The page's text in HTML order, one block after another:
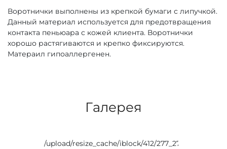
Воротнички выполнены из крепкой бумаги с липучкой.
Данный материал используется для предотвращения
контакта пеньюара с кожей клиента. Воротнички
хорошо растягиваются и крепко фиксируются.
Матераил гипоаллергенен.
Галерея
/upload/resize_cache/iblock/412/277_277_0/